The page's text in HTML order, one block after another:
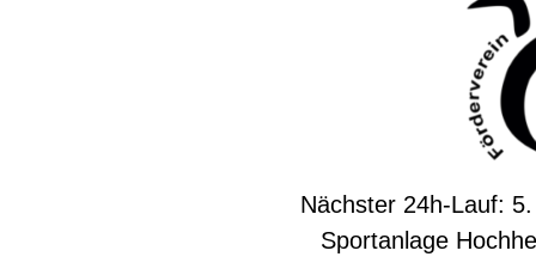
Nächster 24h-Lauf:
Sportanlage